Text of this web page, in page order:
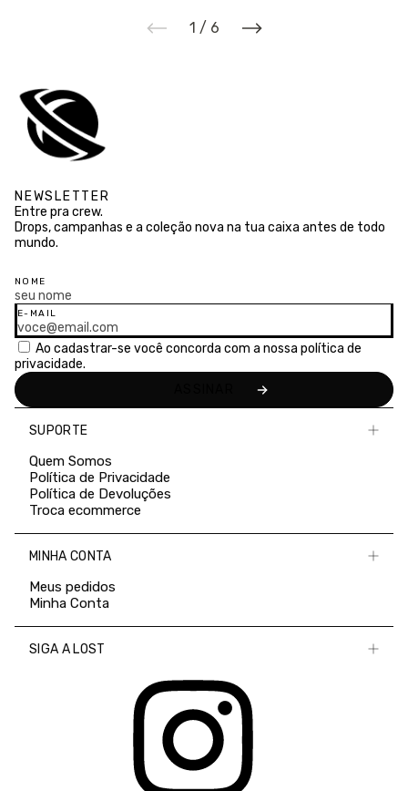
1 / 6
NEWSLETTER
Entre pra crew.
Drops, campanhas e a coleção nova na tua caixa antes de todo
mundo.
NOME
E-MAIL
Ao cadastrar-se você concorda com a nossa política de
privacidade.
SUPORTE
Quem Somos
Política de Privacidade
Política de Devoluções
Troca ecommerce
MINHA CONTA
Meus pedidos
Minha Conta
SIGA A LOST